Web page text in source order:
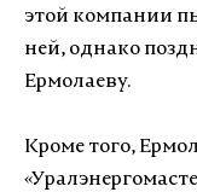
этой компании
ней, однако
Ермолаеву.
Кроме того,